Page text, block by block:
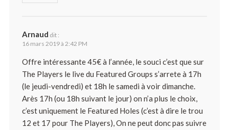
Arnaud dit :
16 mars 2019 à 2:42 PM
Offre intéressante 45€ à l’année, le souci c’est que sur
The Players le live du Featured Groups s’arrete à 17h
(le jeudi-vendredi) et 18h le samedi à voir dimanche.
Arès 17h (ou 18h suivant le jour) on n’a plus le choix,
c’est uniquement le Featured Holes (c’est à dire le trou
12 et 17 pour The Players), On ne peut donc pas suivre